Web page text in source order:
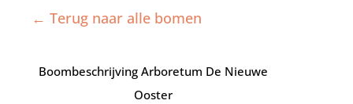
← Terug naar alle bomen
Boombeschrijving Arboretum De Nieuwe
Ooster